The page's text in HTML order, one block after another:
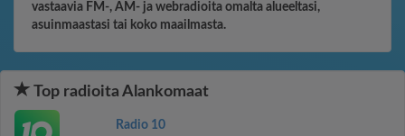
vastaavia FM-, AM- ja webradioita omalta alueeltasi,
asuinmaastasi tai koko maailmasta.
Top radioita Alankomaat
Radio 10